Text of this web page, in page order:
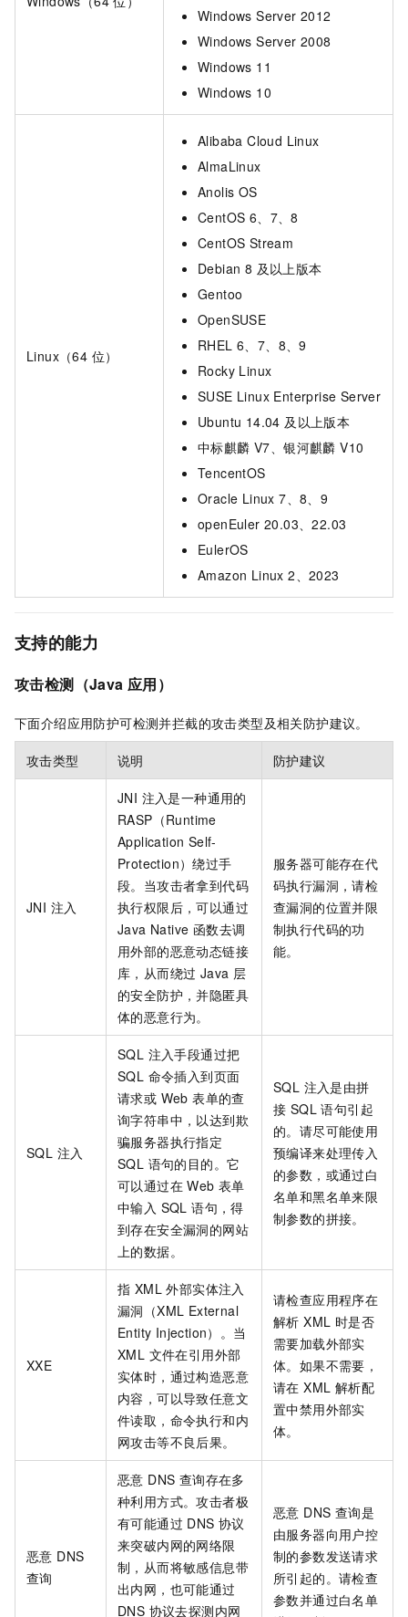
Windows Server 2012
Windows Server 2008
Windows 11
Windows 10
Linux（64 位）
Alibaba Cloud Linux
AlmaLinux
Anolis OS
CentOS 6、7、8
CentOS Stream
Debian 8 及以上版本
Gentoo
OpenSUSE
RHEL 6、7、8、9
Rocky Linux
SUSE Linux Enterprise Server
Ubuntu 14.04 及以上版本
中标麒麟 V7、银河麒麟 V10
TencentOS
Oracle Linux 7、8、9
openEuler 20.03、22.03
EulerOS
Amazon Linux 2、2023
支持的能力
攻击检测（Java 应用）
下面介绍应用防护可检测并拦截的攻击类型及相关防护建议。
攻击类型 说明 防护建议
JNI 注入
JNI 注入是一种通用的
RASP（Runtime
Application Self-
Protection）绕过手
段。当攻击者拿到代码
执行权限后，可以通过
Java Native 函数去调
用外部的恶意动态链接
库，从而绕过 Java 层
的安全防护，并隐匿具
体的恶意行为。
服务器可能存在代
码执行漏洞，请检
查漏洞的位置并限
制执行代码的功
能。
SQL 注入
SQL 注入手段通过把
SQL 命令插入到页面
请求或 Web 表单的查
询字符串中，以达到欺
骗服务器执行指定
SQL 语句的目的。它
可以通过在 Web 表单
中输入 SQL 语句，得
到存在安全漏洞的网站
上的数据。
SQL 注入是由拼
接 SQL 语句引起
的。请尽可能使用
预编译来处理传入
的参数，或通过白
名单和黑名单来限
制参数的拼接。
XXE
指 XML 外部实体注入
漏洞（XML External
Entity Injection）。当
XML 文件在引用外部
实体时，通过构造恶意
内容，可以导致任意文
件读取，命令执行和内
网攻击等不良后果。
请检查应用程序在
解析 XML 时是否
需要加载外部实
体。如果不需要，
请在 XML 解析配
置中禁用外部实
体。
恶意 DNS
查询
恶意 DNS 查询存在多
种利用方式。攻击者极
有可能通过 DNS 协议
来突破内网的网络限
制，从而将敏感信息带
出内网，也可能通过
DNS 协议去探测内网
恶意 DNS 查询是
由服务器向用户控
制的参数发送请求
所引起的。请检查
参数并通过白名单